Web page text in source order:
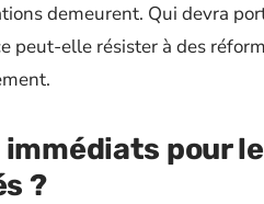
demeurent. Qui devra
peut-elle résister à des
pour
?